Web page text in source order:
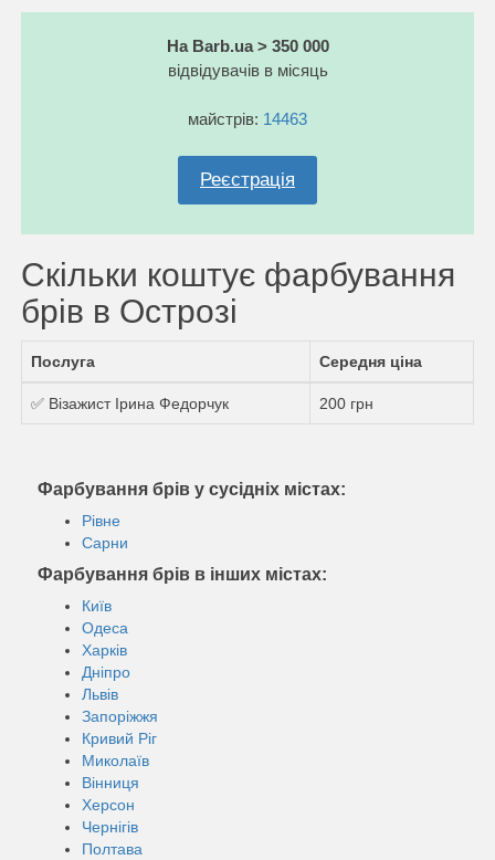
На Barb.ua > 350 000
відвідувачів в місяць
майстрів: 14463
Реєстрація
Скільки коштує фарбування
брів в Острозі
Послуга Середня ціна
✅ Візажист Ірина Федорчук 200 грн
Фарбування брів у сусідніх містах:
Рівне
Сарни
Фарбування брів в інших містах:
Київ
Одеса
Харків
Дніпро
Львів
Запоріжжя
Кривий Ріг
Миколаїв
Вінниця
Херсон
Чернігів
Полтава